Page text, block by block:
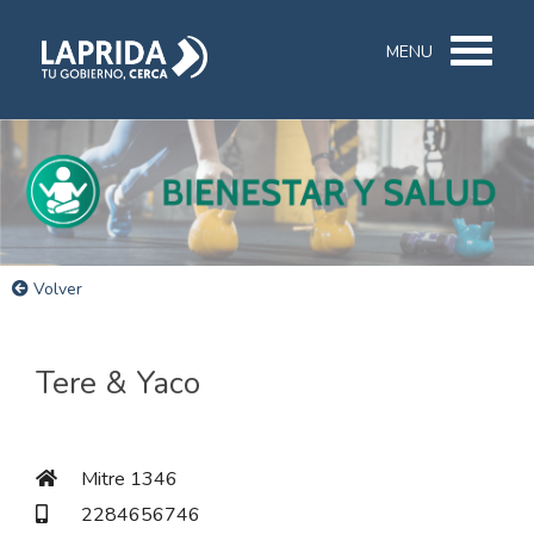
MENU
Volver
Tere & Yaco
Mitre 1346
2284656746